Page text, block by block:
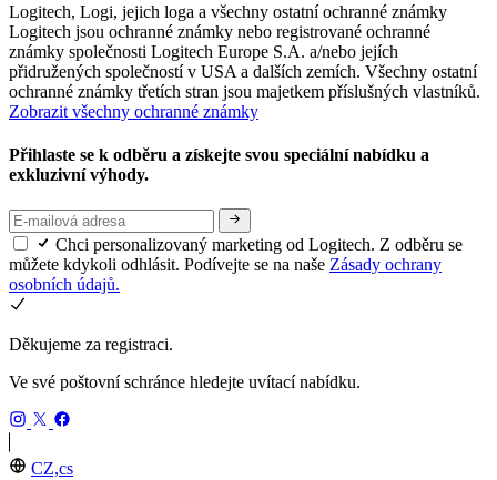
Logitech, Logi, jejich loga a všechny ostatní ochranné známky
Logitech jsou ochranné známky nebo registrované ochranné
známky společnosti Logitech Europe S.A. a/nebo jejích
přidružených společností v USA a dalších zemích. Všechny ostatní
ochranné známky třetích stran jsou majetkem příslušných vlastníků.
Zobrazit všechny ochranné známky
Přihlaste se k odběru a získejte svou speciální nabídku a
exkluzivní výhody.
Chci personalizovaný marketing od Logitech. Z odběru se
můžete kdykoli odhlásit. Podívejte se na naše Zásady ochrany
osobních údajů.
Děkujeme za registraci.
Ve své poštovní schránce hledejte uvítací nabídku.
CZ,cs